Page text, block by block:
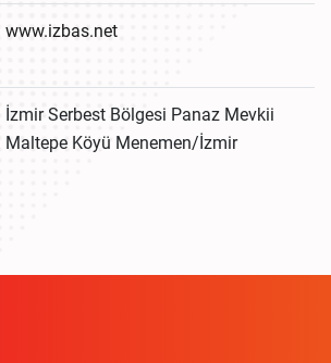
www.izbas.net
İzmir Serbest Bölgesi Panaz Mevkii
Maltepe Köyü Menemen/İzmir